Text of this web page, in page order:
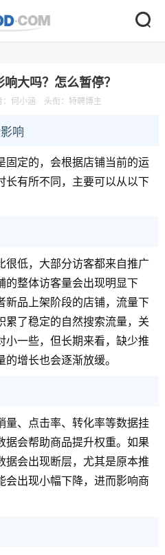
大吗？怎么暂停？
：何小涵 头衔：特聘博主
响
固定的，会根据店铺当前的运
长有所不同，主要可以从以下
很低，大部分访客都来自推广
的整体访客量会出现明显下
新品上架阶段的店铺，流量下
累了稳定的自然搜索流量，关
小一些，但长期来看，缺少推
增长也会逐渐放缓。
量、点击率、转化率等数据挂
据会帮助商品提升权重。如果
据会出现断层，尤其是原本推
会出现小幅下降，进而影响商